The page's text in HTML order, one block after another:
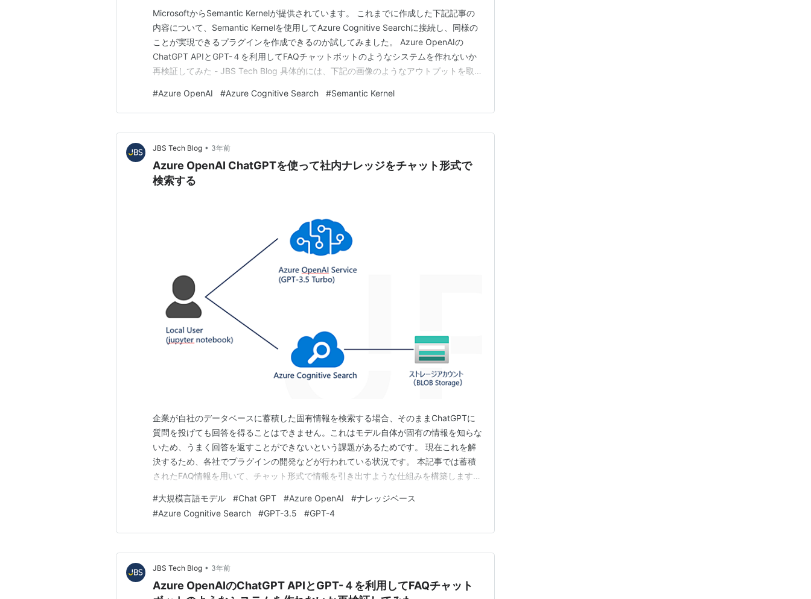
MicrosoftからSemantic Kernelが提供されています。 これまでに作成した下記記事の
内容について、Semantic Kernelを使用してAzure Cognitive Searchに接続し、同様の
ことが実現できるプラグインを作成できるのか試してみました。 Azure OpenAIの
ChatGPT APIとGPT-４を利用してFAQチャットボットのようなシステムを作れないか
再検証してみた - JBS Tech Blog 具体的には、下記の画像のようなアウトプットを取
ブプラグインを作成 セマンティ…
#Azure OpenAI #Azure Cognitive Search #Semantic Kernel
JBS Tech Blog • 3年前
Azure OpenAI ChatGPTを使って社内ナレッジをチャット形式で
検索する
企業が自社のデータベースに蓄積した固有情報を検索する場合、そのままChatGPTに
質問を投げても回答を得ることはできません。これはモデル自体が固有の情報を知らな
いため、うまく回答を返すことができないという課題があるためです。 現在これを解
決するため、各社でプラグインの開発などが行われている状況です。 本記事では蓄積
されたFAQ情報を用いて、チャット形式で情報を引き出すような仕組みを構築します。
用するデータセット 過去の生成結果（ChatGPT、Fine Tuningモデル） 処理手順 入力
する文章 前…
#大規模言語モデル #Chat GPT #Azure OpenAI #ナレッジベース
#Azure Cognitive Search #GPT-3.5 #GPT-4
JBS Tech Blog • 3年前
Azure OpenAIのChatGPT APIとGPT-４を利用してFAQチャット